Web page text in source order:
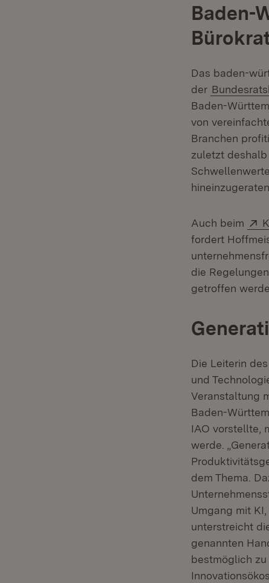
Baden-
Das baden-
der
Baden-
von
Branchen
zuletzt
Auch beim
fordert
die
getroffen
Die Leiterin des
und
Veranstaltung
Baden-
IAO vorstellte,
werde.
dem Thema.
Umgang mit
unterstreicht
genannten
bestmöglich